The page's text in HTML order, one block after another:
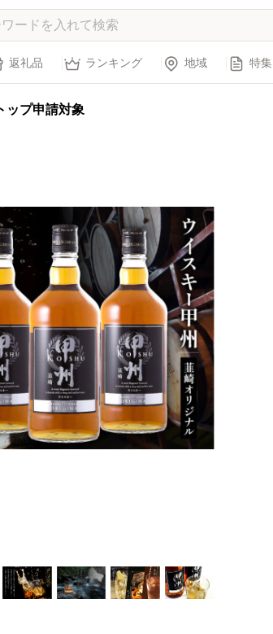
返礼品 ランキング 地域 特集
ップ申請対象